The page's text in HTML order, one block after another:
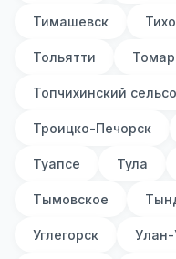
Тимашевск
Тольятти
Топчихинский
Троицко-Печорск
Туапсе Тула
Тымовское
Углегорск